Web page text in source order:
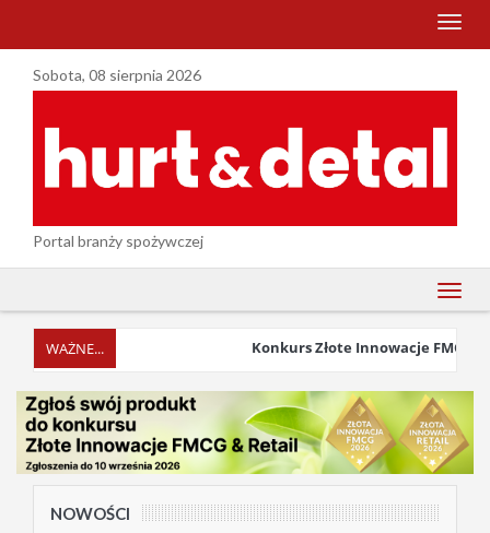
menu
Sobota, 08 sierpnia 2026
Portal branży spożywczej
menu
Konkurs Złote Innowacje FMCG
NOWOŚCI